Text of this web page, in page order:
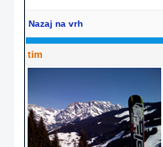
Nazaj na vrh
tim